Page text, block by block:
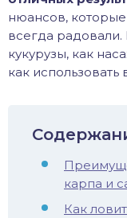
нюансов,
всегда
кукурузы, как
как использовать
карпа и
Как